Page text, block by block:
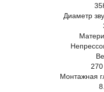
Диаметр
Монтажная